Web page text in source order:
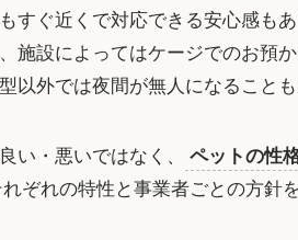
すぐ近くで対応できる安心感も
施設によってはケージでのお預
以外では夜間が無人になること
い・悪いではなく、
ペットの性
れぞれの特性と事業者ごとの方針